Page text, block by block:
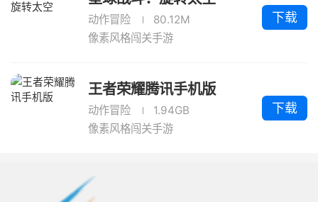
动作冒险
80.12M
像素风格闯关手游
下载
王者荣耀腾讯手机版
动作冒险
1.94GB
像素风格闯关手游
下载